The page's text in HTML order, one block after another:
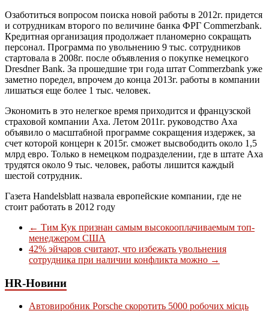
Озаботиться вопросом поиска новой работы в 2012г. придется
и сотрудникам второго по величине банка ФРГ Commerzbank.
Кредитная организация продолжает планомерно сокращать
персонал. Программа по увольнению 9 тыс. сотрудников
стартовала в 2008г. после объявления о покупке немецкого
Dresdner Bank. За прошедшие три года штат Commerzbank уже
заметно поредел, впрочем до конца 2013г. работы в компании
лишаться еще более 1 тыс. человек.
Экономить в это нелегкое время приходится и французской
страховой компании Axa. Летом 2011г. руководство Axa
объявило о масштабной программе сокращения издержек, за
счет которой концерн к 2015г. сможет высвободить около 1,5
млрд евро. Только в немецком подразделении, где в штате Axa
трудятся около 9 тыс. человек, работы лишится каждый
шестой сотрудник.
Газета Handelsblatt назвала европейские компании, где не
стоит работать в 2012 году
← Тим Кук признан самым высокооплачиваемым топ-
менеджером США
42% эйчаров считают, что избежать увольнения
сотрудника при наличии конфликта можно →
HR-Новини
Автовиробник Porsche скоротить 5000 робочих місць